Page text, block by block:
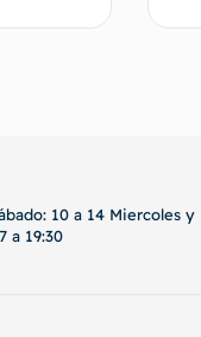
10 a 14 Miercoles y
a 19:30